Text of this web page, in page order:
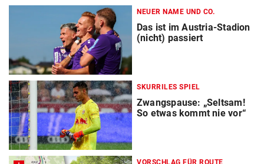
NEUER NAME UND CO.
Das ist im Austria-Stadion
(nicht) passiert
SKURRILES SPIEL
Zwangspause: „Seltsam!
So etwas kommt nie vor“